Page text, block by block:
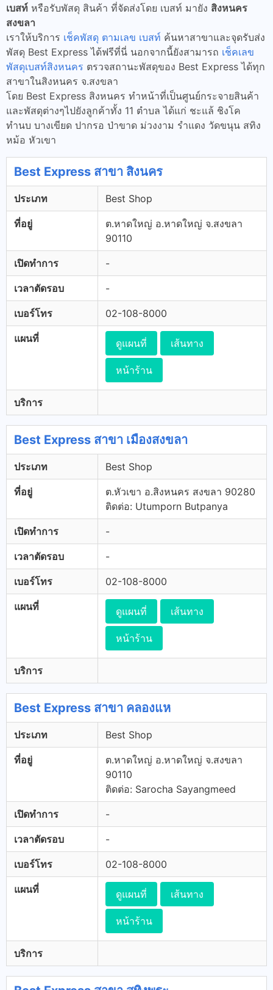
เบสท์ หรือรับพัสดุ สินค้า ที่จัดส่งโดย เบสท์ มายัง สิงหนคร
สงขลา
เราให้บริการ เช็คพัสดุ ตามเลข เบสท์ ค้นหาสาขาและจุดรับส่ง
พัสดุ Best Express ได้ฟรีที่นี่ นอกจากนี้ยังสามารถ เช็คเลข
พัสดุเบสท์สิงหนคร ตรวจสถานะพัสดุของ Best Express ได้ทุก
สาขาในสิงหนคร จ.สงขลา
โดย Best Express สิงหนคร ทำหน้าที่เป็นศูนย์กระจายสินค้า
และพัสดุต่างๆไปยังลูกค้าทั้ง 11 ตำบล ได้แก่ ชะแล้ ชิงโค
ทำนบ บางเขียด ปากรอ ป่าขาด ม่วงงาม รำแดง วัดขนุน สทิง
หม้อ หัวเขา
Best Express สาขา สิงนคร
ประเภท Best Shop
ที่อยู่
ต.หาดใหญ่ อ.หาดใหญ่ จ.สงขลา
90110
เปิดทำการ -
เวลาตัดรอบ -
เบอร์โทร 02-108-8000
แผนที่ ดูแผนที่ เส้นทาง
หน้าร้าน
บริการ
Best Express สาขา เมืองสงขลา
ประเภท Best Shop
ที่อยู่
ต.หัวเขา อ.สิงหนคร สงขลา 90280
ติดต่อ: Utumporn Butpanya
เปิดทำการ -
เวลาตัดรอบ -
เบอร์โทร 02-108-8000
แผนที่ ดูแผนที่ เส้นทาง
หน้าร้าน
บริการ
Best Express สาขา คลองแห
ประเภท Best Shop
ที่อยู่
ต.หาดใหญ่ อ.หาดใหญ่ จ.สงขลา
90110
ติดต่อ: Sarocha Sayangmeed
เปิดทำการ -
เวลาตัดรอบ -
เบอร์โทร 02-108-8000
แผนที่ ดูแผนที่ เส้นทาง
หน้าร้าน
บริการ